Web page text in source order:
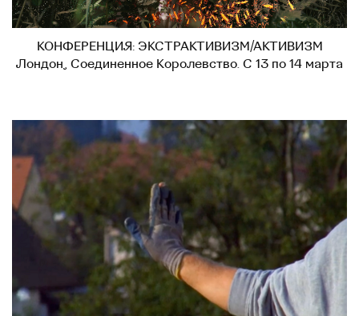
КОНФЕРЕНЦИЯ: ЭКСТРАКТИВИЗМ/АКТИВИЗМ
Лондон, Соединенное Королевство. С 13 по 14 марта